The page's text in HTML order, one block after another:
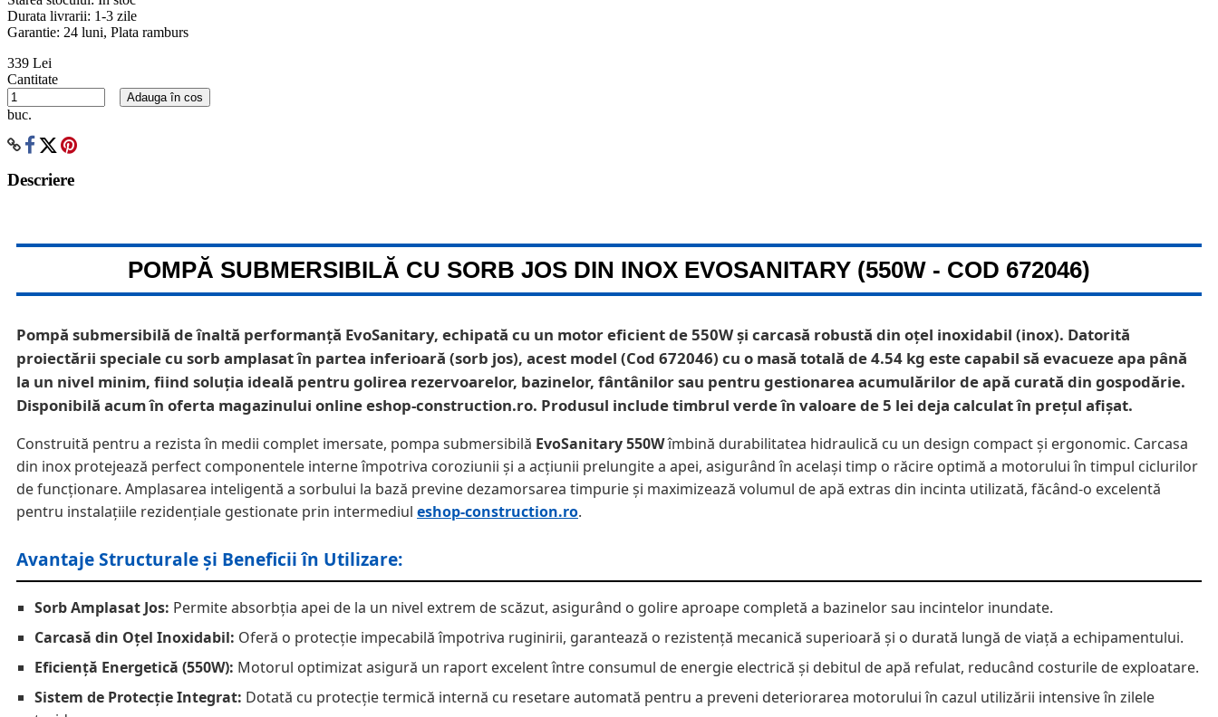
Durata livrarii: 1-3 zile
Garantie: 24 luni, Plata ramburs
339 Lei
Cantitate
buc.
Adauga în cos
Descriere
POMPĂ SUBMERSIBILĂ CU SORB JOS DIN INOX EVOSANITARY (550W - COD 672046)
Pompă submersibilă de înaltă performanță EvoSanitary, echipată cu un motor eficient de 550W și carcasă robustă din oțel inoxidabil (inox). Datorită
proiectării speciale cu sorb amplasat în partea inferioară (sorb jos), acest model (Cod 672046) cu o masă totală de 4.54 kg este capabil să evacueze apa până
la un nivel minim, fiind soluția ideală pentru golirea rezervoarelor, bazinelor, fântânilor sau pentru gestionarea acumulărilor de apă curată din gospodărie.
Disponibilă acum în oferta magazinului online eshop-construction.ro. Produsul include timbrul verde în valoare de 5 lei deja calculat în prețul afișat.
Construită pentru a rezista în medii complet imersate, pompa submersibilă EvoSanitary 550Wîmbină durabilitatea hidraulică cu un design compact și ergonomic. Carcasa
din inox protejează perfect componentele interne împotriva coroziunii și a acțiunii prelungite a apei, asigurând în același timp o răcire optimă a motorului în timpul ciclurilor
de funcționare. Amplasarea inteligentă a sorbului la bază previne dezamorsarea timpurie și maximizează volumul de apă extras din incinta utilizată, făcând-o excelentă
pentru instalațiile rezidențiale gestionate prin intermediul eshop-construction.ro.
Avantaje Structurale și Beneficii în Utilizare:
Sorb Amplasat Jos: Permite absorbția apei de la un nivel extrem de scăzut, asigurând o golire aproape completă a bazinelor sau incintelor inundate.
Carcasă din Oțel Inoxidabil: Oferă o protecție impecabilă împotriva ruginirii, garantează o rezistență mecanică superioară și o durată lungă de viață a echipamentului.
Eficiență Energetică (550W): Motorul optimizat asigură un raport excelent între consumul de energie electrică și debitul de apă refulat, reducând costurile de exploatare.
Sistem de Protecție Integrat: Dotată cu protecție termică internă cu resetare automată pentru a preveni deteriorarea motorului în cazul utilizării intensive în zilele